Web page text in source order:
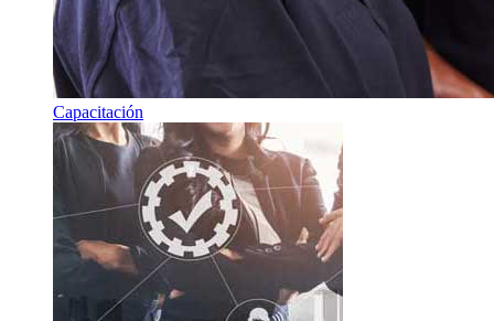
Capacitación